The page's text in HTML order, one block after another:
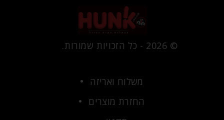
© 2026 - כל הזכויות שמורות.
משלוח ואריזה
החזרת מוצרים